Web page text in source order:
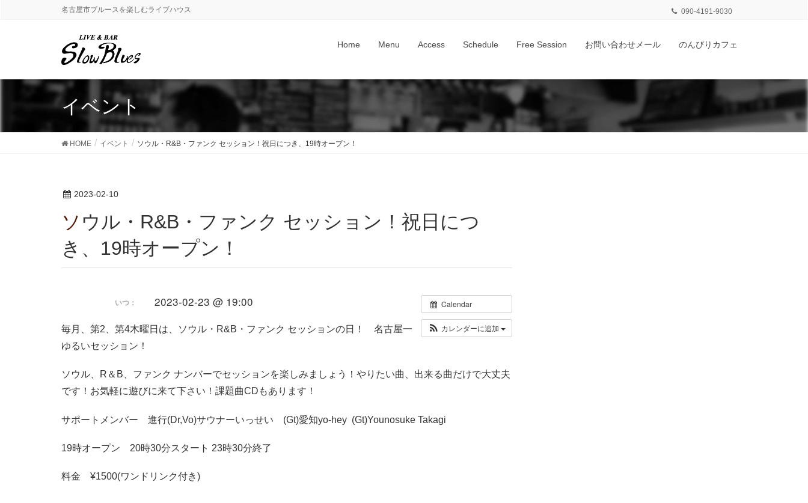
名古屋市ブルースを楽しむライブハウス 090-4191-9030
Home Menu Access Schedule Free Session お問い合わせメール のんびりカフェ
イベント
HOME イベント ソウル・R&B・ファンク セッション！祝日につき、19時オープン！
2023-02-10
ソウル・R&B・ファンク セッション！祝日につ
き、19時オープン！
Calendar
カレンダーに追加
いつ： 2023-02-23 @ 19:00
毎月、第2、第4木曜日は、ソウル・R&B・ファンク セッションの日！ 名古屋一
ゆるいセッション！
ソウル、R＆B、ファンク ナンバーでセッションを楽しみましょう！やりたい曲、出来る曲だけで大丈夫
です！お気軽に遊びに来て下さい！課題曲CDもあります！
サポートメンバー 進行(Dr,Vo)サウナーいっせい (Gt)愛知yo-hey (Gt)Younosuke Takagi
19時オープン 20時30分スタート 23時30分終了
料金 ¥1500(ワンドリンク付き)